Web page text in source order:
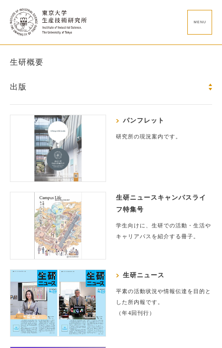
MENU
生研概要
出版
パンフレット
研究所の現況案内です。
生研ニュースキャンパスライ
フ特集号
学生向けに、生研での活動・生活や
キャリアパスを紹介する冊子。
生研ニュース
平素の活動状況や情報伝達を目的と
した所内報です。
（年4回刊行）